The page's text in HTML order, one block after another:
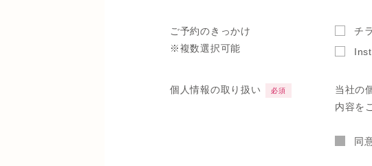
ご予約のきっかけ
※複数選択可能
チ
個人情報の取り扱い 必須 当社の
内容を
同